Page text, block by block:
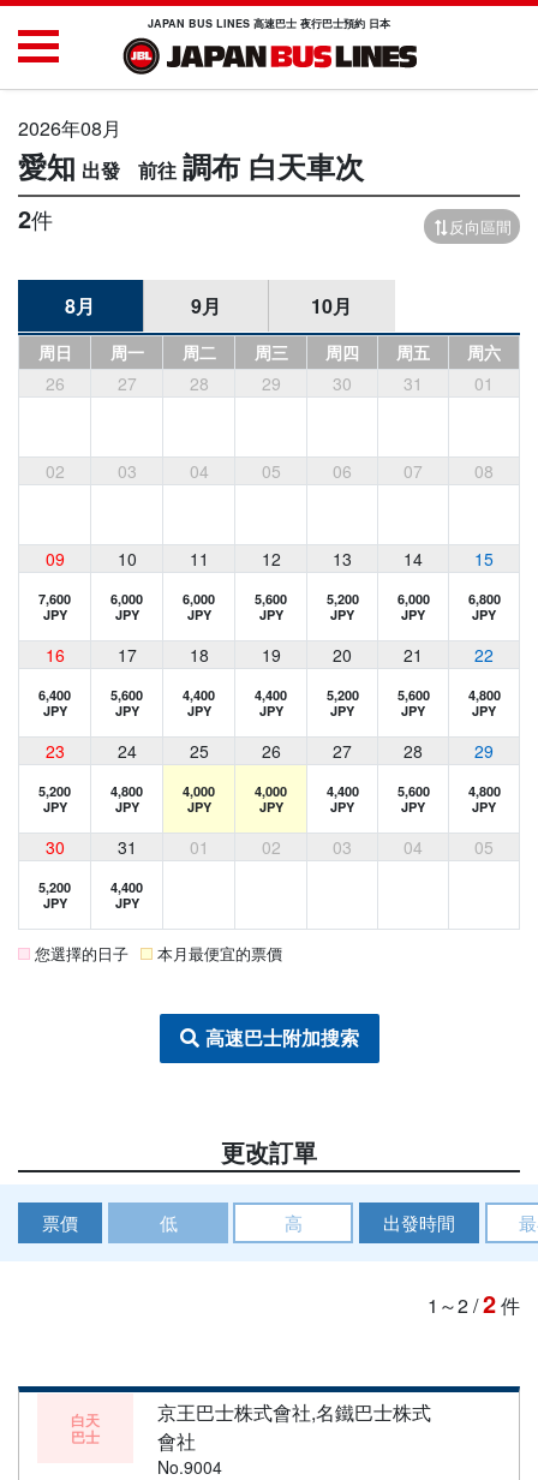
JAPAN BUS LINES 高速巴士 夜行巴士預約 日本
2026年08月
愛知 調布 白天車次
2件 反向區間
8月 9月 10月
周日 周一 周二 周三 周四 周五
周六
26
27 28 29 30 31 01
02 03 04 05 06 07 08
09 10 11 12 13 14 15
7,600
JPY
6,000
JPY
6,000
JPY
5,600
JPY
5,200
JPY
6,000
JPY
6,800
JPY
16 17 18 19 20 21 22
6,400
JPY
5,600
JPY
4,400
JPY
4,400
JPY
5,200
JPY
5,600
JPY
4,800
JPY
23 24 25 26 27 28 29
5,200
JPY
4,800
JPY
4,000
JPY
4,000
JPY
4,400
JPY
5,600
JPY
4,800
JPY
30 31 01 02 03 04 05
5,200
JPY
4,400
JPY
您選擇的日子 本月最便宜的票價
高速巴士附加搜索
更改訂單
票價 低 高 出發時間
1～2/2件
白天
巴士
京王巴士株式會社,名鐵巴士株式
會社
No.9004